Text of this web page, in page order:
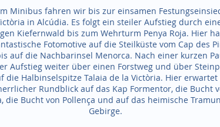
Minibus fahren wir bis zur einsamen
in Alcúdia. Es folgt ein steiler Aufstieg durch
Kiefernwald bis zum Wehrturm Penya Roja. Hier
Fotomotive auf die Steilküste vom Cap des
auf die Nachbarinsel Menorca. Nach einer kurzen
Aufstieg weiter über einen Forstweg und über
die Halbinselspitze Talaia de la Victòria. Hier erwartet
Rundblick auf das Kap Formentor, die Bucht
die Bucht von Pollença und auf das heimische
Gebirge.